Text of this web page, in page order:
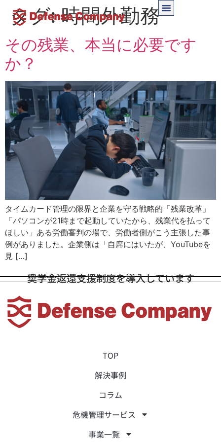
タグ:時間外勤務
その残業、本当に必要です
か？
タイムカード管理の限界と企業を守る戦略的「残業改革」
「パソコンが21時まで起動していたから、残業代を払って
ほしい」ある労働審判の場で、労働者側がこう主張した事
例がありました。企業側は「自席にはいたが、YouTubeを
見 […]
奨学金返還支援制度を導入しています
TOP
解決事例
コラム
危機管理サービス
事業一覧